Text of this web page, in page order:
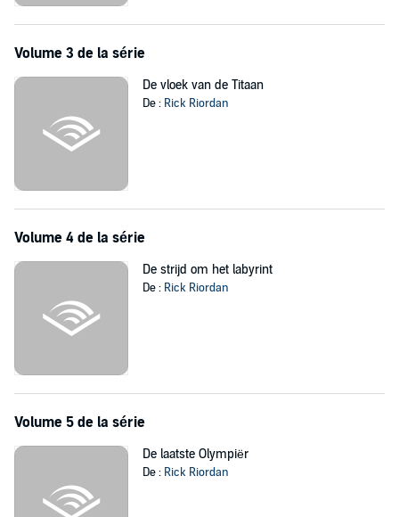
Volume 3 de la série
De vloek van de Titaan
De : Rick Riordan
Volume 4 de la série
De strijd om het labyrint
De : Rick Riordan
Volume 5 de la série
De laatste Olympiër
De : Rick Riordan